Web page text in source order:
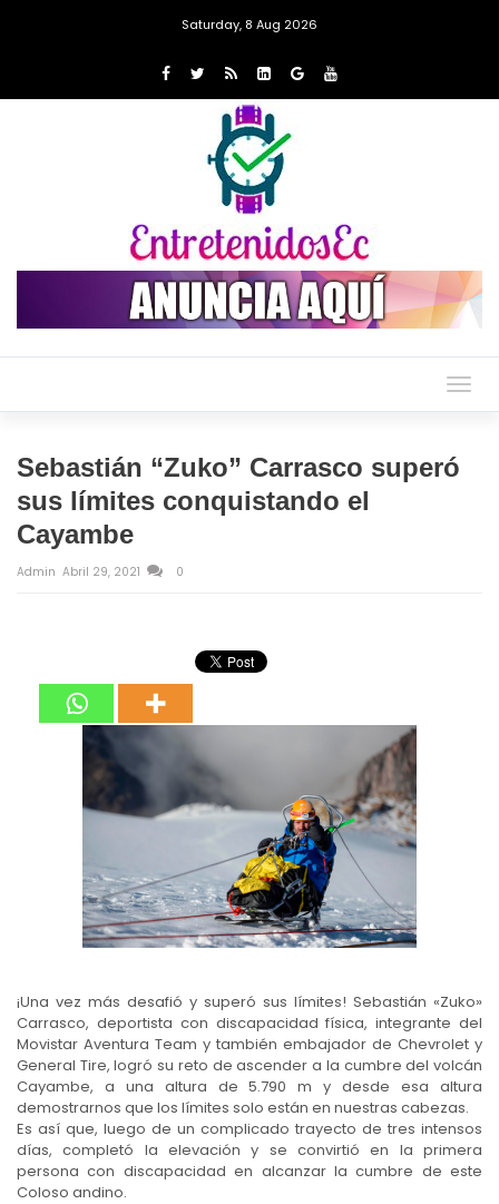
Saturday, 8 Aug 2026
Sebastián “Zuko” Carrasco superó
sus límites conquistando el
Cayambe
Admin Abril 29, 2021 0
¡Una vez más desafió y superó sus límites! Sebastián «Zuko»
Carrasco, deportista con discapacidad física, integrante del
Movistar Aventura Team y también embajador de Chevrolet y
General Tire, logró su reto de ascender a la cumbre del volcán
Cayambe, a una altura de 5.790 m y desde esa altura
demostrarnos que los límites solo están en nuestras cabezas.
Es así que, luego de un complicado trayecto de tres intensos
días, completó la elevación y se convirtió en la primera
persona con discapacidad en alcanzar la cumbre de este
Coloso andino.